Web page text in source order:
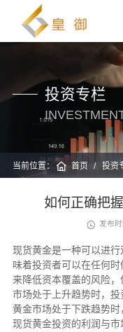
投资专栏
当前位置： 首页 投资
如何正确把
发布
现货黄金是一种可以进
味着投资者可以在任何
来降低资本覆盖的风险
市场处于上升趋势时，
黄金市场处于下跌趋势时
现货黄金投资的利润与